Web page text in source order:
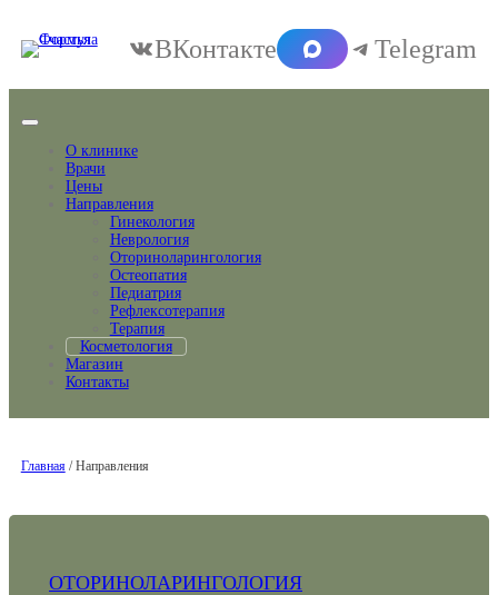
ВКонтакте Telegram
О клинике
Врачи
Цены
Направления
Гинекология
Неврология
Оториноларингология
Остеопатия
Педиатрия
Рефлексотерапия
Терапия
Косметология
Магазин
Контакты
Главная/ Направления
ОТОРИНОЛАРИНГОЛОГИЯ